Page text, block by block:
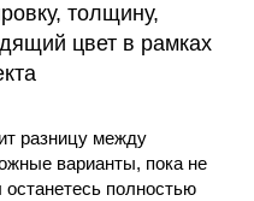
толщину,
цвет в рамках
разницу между
варианты, пока не
полностью